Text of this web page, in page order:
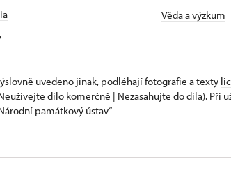
Věda a výzkum
uvedeno jinak, podléhají fotografie a texty
dílo komerčně | Nezasahujte do díla). Při
památkový ústav“